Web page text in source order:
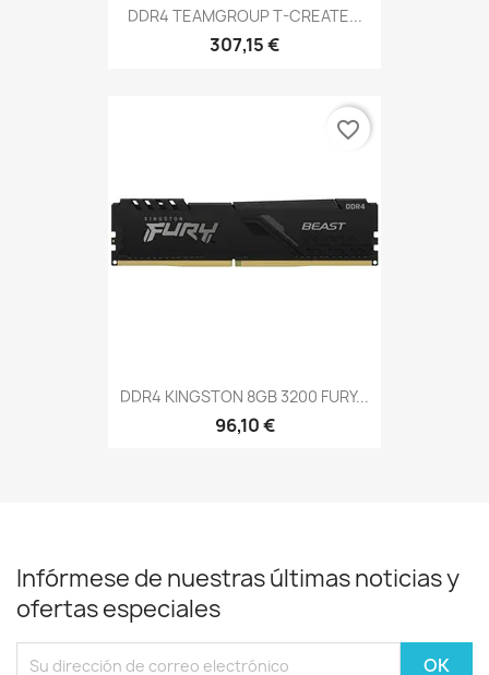
DDR4 TEAMGROUP T-CREATE...
307,15 €
DDR4 KINGSTON 8GB 3200 FURY...
96,10 €
favorite_border
Infórmese de nuestras últimas noticias y
ofertas especiales